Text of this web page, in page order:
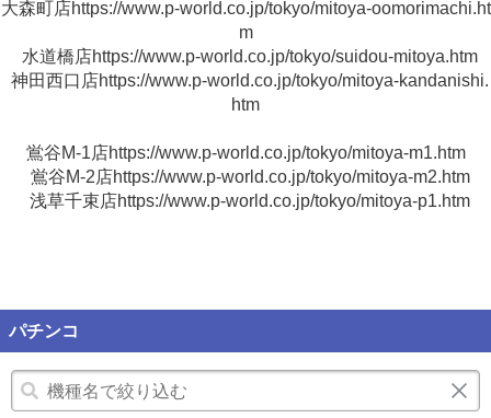
大森町店https://www.p-world.co.jp/tokyo/mitoya-oomorimachi.ht
m
水道橋店https://www.p-world.co.jp/tokyo/suidou-mitoya.htm
神田西口店https://www.p-world.co.jp/tokyo/mitoya-kandanishi.
htm
鴬谷M-1店https://www.p-world.co.jp/tokyo/mitoya-m1.htm
鴬谷M-2店https://www.p-world.co.jp/tokyo/mitoya-m2.htm
浅草千束店https://www.p-world.co.jp/tokyo/mitoya-p1.htm
パチンコ